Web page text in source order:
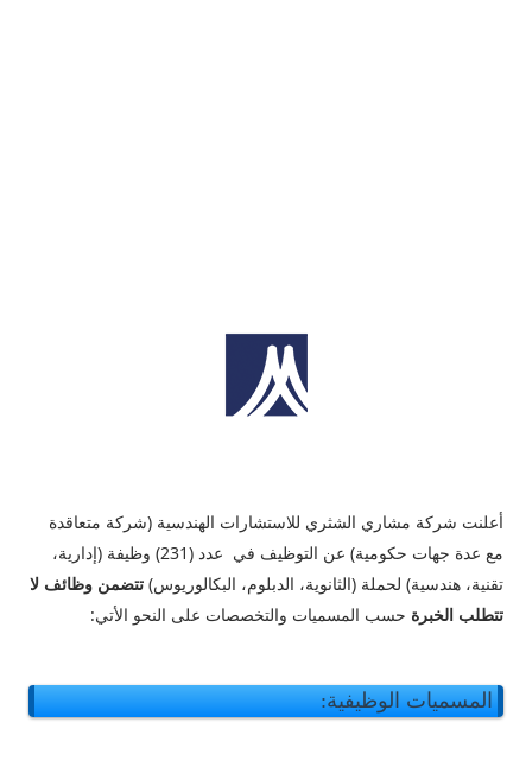
أعلنت شركة مشاري الشثري للاستشارات الهندسية (شركة متعاقدة
مع عدة جهات حكومية) عن التوظيف في عدد (231) وظيفة (إدارية،
تقنية، هندسية) لحملة (الثانوية، الدبلوم، البكالوريوس)تتضمن وظائف لا
تتطلب الخبرة حسب المسميات والتخصصات على النحو الأتي:
المسميات الوظيفية: